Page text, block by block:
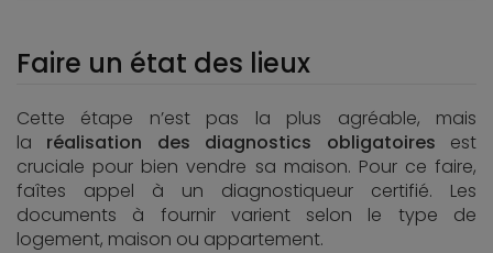
Faire un état des lieux
Cette étape n’est pas la plus agréable, mais
la réalisation des diagnostics obligatoires est
cruciale pour bien vendre sa maison. Pour ce faire,
faîtes appel à un diagnostiqueur certifié. Les
documents à fournir varient selon le type de
logement, maison ou appartement.